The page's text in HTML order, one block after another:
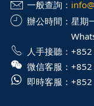
一般查詢：
辦公時間： 星期
人手接聽：
微信客服：
即時客服：